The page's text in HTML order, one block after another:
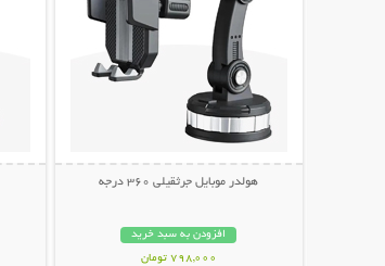
هولدر موبایل جرثقیلی 360 درجه
افزودن به سبد خرید
798,000 تومان